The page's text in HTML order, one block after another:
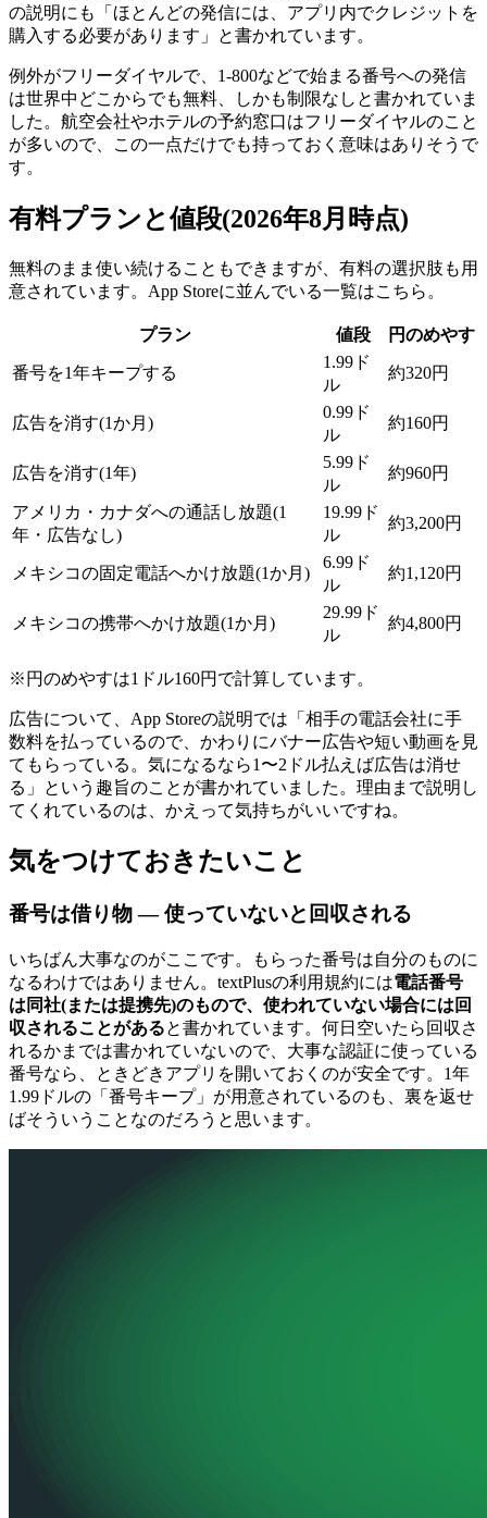
の説明にも「ほとんどの発信には、アプリ内でクレジットを
購入する必要があります」と書かれています。
例外がフリーダイヤルで、1-800などで始まる番号への発信
は世界中どこからでも無料、しかも制限なしと書かれていま
した。航空会社やホテルの予約窓口はフリーダイヤルのこと
が多いので、この一点だけでも持っておく意味はありそうで
す。
有料プランと値段(2026年8月時点)
無料のまま使い続けることもできますが、有料の選択肢も用
意されています。App Storeに並んでいる一覧はこちら。
プラン 値段 円のめやす
番号を1年キープする
1.99ド
ル
約320円
広告を消す(1か月)
0.99ド
ル
約160円
広告を消す(1年)
5.99ド
ル
約960円
アメリカ・カナダへの通話し放題(1
年・広告なし)
19.99ド
ル
約3,200円
メキシコの固定電話へかけ放題(1か月)
6.99ド
ル
約1,120円
メキシコの携帯へかけ放題(1か月)
29.99ド
ル
約4,800円
※円のめやすは1ドル160円で計算しています。
広告について、App Storeの説明では「相手の電話会社に手
数料を払っているので、かわりにバナー広告や短い動画を見
てもらっている。気になるなら1〜2ドル払えば広告は消せ
る」という趣旨のことが書かれていました。理由まで説明し
てくれているのは、かえって気持ちがいいですね。
気をつけておきたいこと
番号は借り物 ― 使っていないと回収される
いちばん大事なのがここです。もらった番号は自分のものに
なるわけではありません。textPlusの利用規約には電話番号
は同社(または提携先)のもので、使われていない場合には回
収されることがあると書かれています。何日空いたら回収さ
れるかまでは書かれていないので、大事な認証に使っている
番号なら、ときどきアプリを開いておくのが安全です。1年
1.99ドルの「番号キープ」が用意されているのも、裏を返せ
ばそういうことなのだろうと思います。